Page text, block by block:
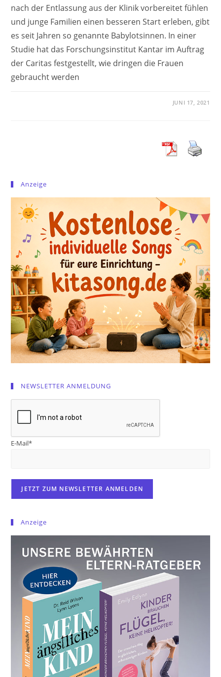
nach der Entlassung aus der Klinik vorbereitet fühlen
und junge Familien einen besseren Start erleben, gibt
es seit Jahren so genannte Babylotsinnen. In einer
Studie hat das Forschungsinstitut Kantar im Auftrag
der Caritas festgestellt, wie dringen die Frauen
gebraucht werden
JUNI 17, 2021
Anzeige
NEWSLETTER ANMELDUNG
E-Mail*
Anzeige